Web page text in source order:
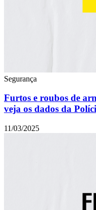
Segurança
Furtos e roubos de
veja os dados da
11/03/2025